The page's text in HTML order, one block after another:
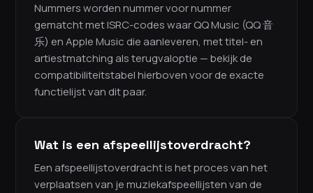
Nummers worden nummer voor nummer
gematcht met ISRC-codes waar QQ Music (QQ 音
乐) en Apple Music die aanleveren, met titel- en
artiestmatching als terugvaloptie — bekijk de
compatibiliteitstabel hierboven voor de exacte
functielijst van dit paar.
Wat is een afspeellijstoverdracht?
Een afspeellijstoverdracht is het proces van het
verplaatsen van je muziekafspeellijsten van de